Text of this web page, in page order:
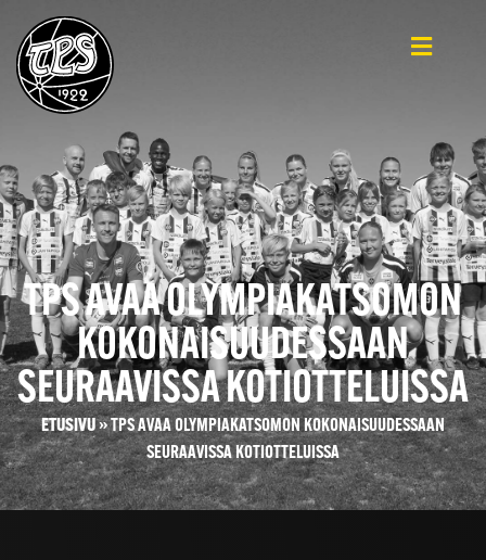
TPS AVAA OLYMPIAKATSOMON
KOKONAISUUDESSAAN
SEURAAVISSA KOTIOTTELUISSA
ETUSIVU»TPS AVAA OLYMPIAKATSOMON KOKONAISUUDESSAAN
SEURAAVISSA KOTIOTTELUISSA